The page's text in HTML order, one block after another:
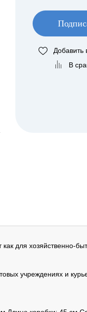
Добавить
В
для хозяйственно-
учреждениях и